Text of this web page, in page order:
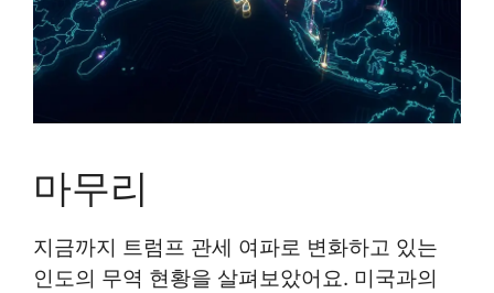
마무리
지금까지 트럼프 관세 여파로 변화하고 있는
인도의 무역 현황을 살펴보았어요. 미국과의